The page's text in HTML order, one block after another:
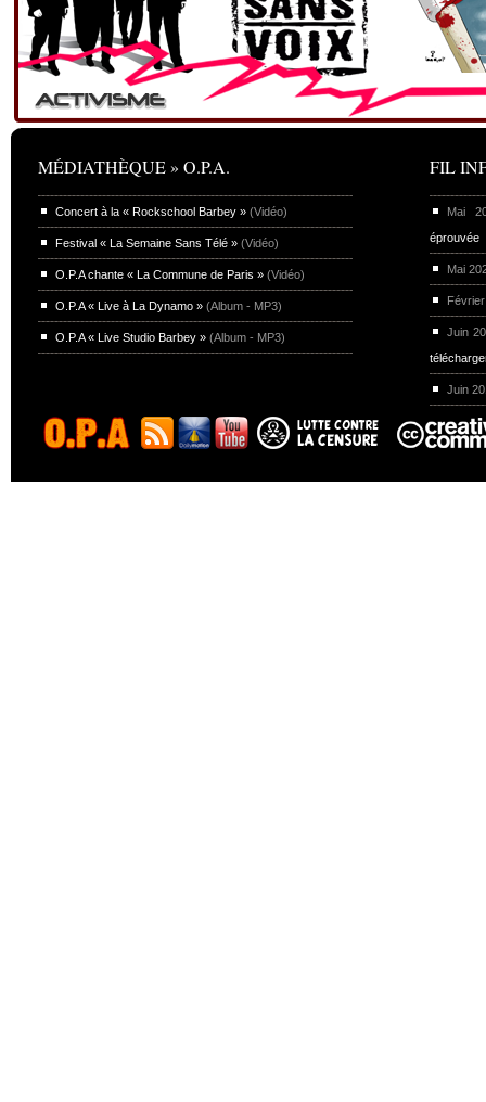
MÉDIATHÈQUE » O.P.A.
Concert à la « Rockschool Barbey » (Vidéo)
Festival « La Semaine Sans Télé » (Vidéo)
O.P.A chante « La Commune de Paris » (Vidéo)
O.P.A « Live à La Dynamo » (Album - MP3)
O.P.A « Live Studio Barbey » (Album - MP3)
FIL
Mai
éprouvée
Mai
Juin
Juin